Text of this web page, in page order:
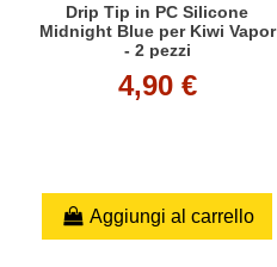
Drip Tip in PC Silicone
Midnight Blue per Kiwi Vapor
- 2 pezzi
4,90 €
Aggiungi al carrello